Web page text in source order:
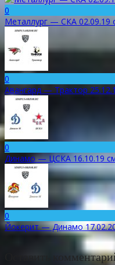
0
Металлург — СКА 02.09.19
0
Авангард — Трактор
0
Динамо — ЦСКА 16.10.19
0
Йокерит — Динамо
Оставить